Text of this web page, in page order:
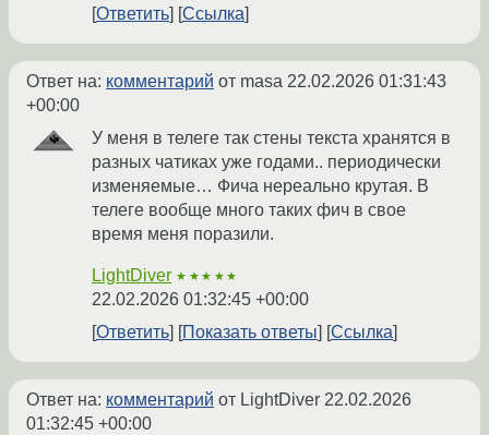
Ответить Ссылка
Ответ на: комментарий от masa 22.02.2026 01:31:43
+00:00
У меня в телеге так стены текста хранятся в
разных чатиках уже годами.. периодически
изменяемые… Фича нереально крутая. В
телеге вообще много таких фич в свое
время меня поразили.
LightDiver ★★★★★
22.02.2026 01:32:45 +00:00
Ответить
Показать ответы Ссылка
Ответ на: комментарий от LightDiver 22.02.2026
01:32:45 +00:00